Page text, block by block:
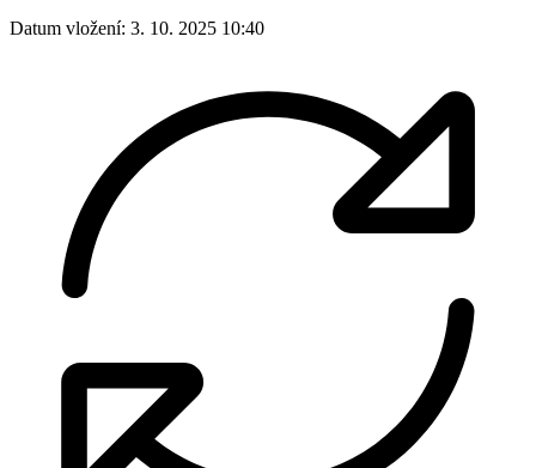
Datum vložení: 3. 10. 2025 10:40